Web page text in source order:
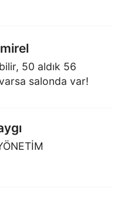
50 aldık 56
salonda var!